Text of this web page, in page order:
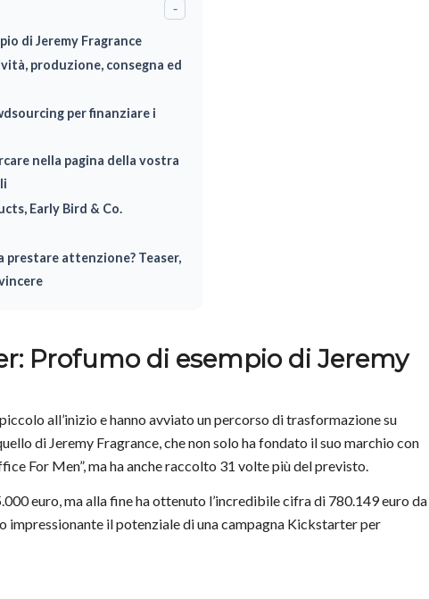
-
di Jeremy Fragrance
produzione, consegna ed
per finanziare i
nella pagina della vostra
Early Bird & Co.
prestare attenzione? Teaser,
Profumo di esempio di Jeremy
all’inizio e hanno avviato un percorso di trasformazione su
di Jeremy Fragrance, che non solo ha fondato il suo marchio con
For Men”, ma ha anche raccolto 31 volte più del previsto.
euro, ma alla fine ha ottenuto l’incredibile cifra di 780.149 euro da
impressionante il potenziale di una campagna Kickstarter per